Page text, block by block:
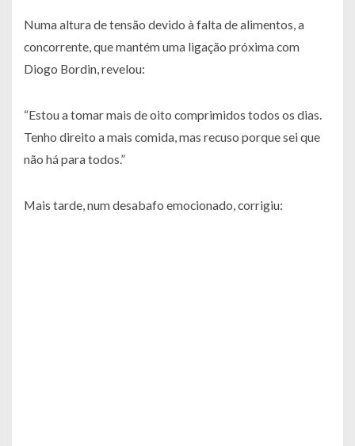
Numa altura de tensão devido à falta de alimentos, a
concorrente, que mantém uma ligação próxima com
Diogo Bordin, revelou:
“Estou a tomar mais de oito comprimidos todos os dias.
Tenho direito a mais comida, mas recuso porque sei que
não há para todos.”
Mais tarde, num desabafo emocionado, corrigiu: